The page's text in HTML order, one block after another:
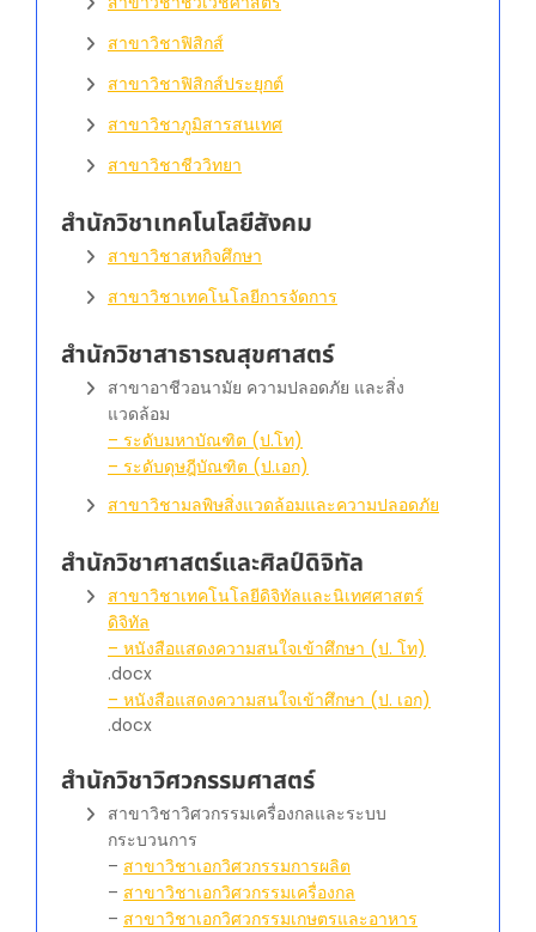
สาขาวิชาฟิสิกส์
สาขาวิชาฟิสิกส์ประยุกต์
สาขาวิชาภูมิสารสนเทศ
สาขาวิชาชีววิทยา
สำนักวิชาเทคโนโลยีสังคม
สาขาวิชาสหกิจศึกษา
สาขาวิชาเทคโนโลยีการจัดการ
สำนักวิชาสาธารณสุขศาสตร์
สาขาอาชีวอนามัย ความปลอดภัย และสิ่ง
แวดล้อม
– ระดับมหาบัณฑิต (ป.โท)
– ระดับดุษฎีบัณฑิต (ป.เอก)
สาขาวิชามลพิษสิ่งแวดล้อมและความปลอดภัย
สำนักวิชาศาสตร์และศิลป์ดิจิทัล
สาขาวิชาเทคโนโลยีดิจิทัลและนิเทศศาสตร์
ดิจิทัล
– หนังสือแสดงความสนใจเข้าศึกษา (ป. โท)
.docx
– หนังสือแสดงความสนใจเข้าศึกษา (ป. เอก)
.docx
สำนักวิชาวิศวกรรมศาสตร์
สาขาวิชาวิศวกรรมเครื่องกลและระบบ
กระบวนการ
– สาขาวิชาเอกวิศวกรรมการผลิต
– สาขาวิชาเอกวิศวกรรมเครื่องกล
– สาขาวิชาเอกวิศวกรรมเกษตรและอาหาร